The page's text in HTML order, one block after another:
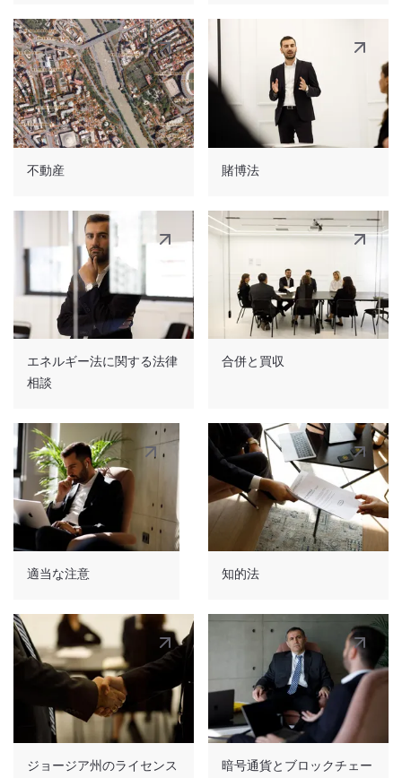
内での実際の滞在期間には、自然人がジョージ
アに滞在した期間は含まれません。
a) 外交官または領事官の資格を有する者また
はその家族として;
b) ジョージアの国際協定に基づいて活動する
いて外国の公務員として、あるいはジョージア
国民以外のそのような人物の家族として;
c) ジョージアの領土を経由して外国から他の
国へ移動する場合。
d) 治療または娯楽のため。
- ジョージア国内に、市場価値が GEL 換算で
30 万米ドルを超える不動産の所有権を持つ外
国人。当該価値の不動産を 5 年間保有する
と、永住権を取得する資格が得られます。
労働居住許可証- ジョージアでの起業活動また
は雇用の実施のために発行されます。月額約
(外国人 1 人あたり 35,000 ラリまたは 50,000
ラリ) を証明する必要があります。期間は 0.5
～ 6 年で発行できます。
家族統合のための居住許可証- 居住許可証を所
持する外国人の家族に発行されます。期間は
0.5 ～ 6 年です。
永住許可- ジョージア国民の配偶者、親、子供
に発行されます。永住許可は、一時居住許可に
基づいて過去 6 年間ジョージアに居住してい
る外国人にも発行されます。ジョージアでの勉
強や治療、およびジョージアの外交官事務所や
同等の代表事務所での就労のためにジョージア
ん。
不動産 賭博法
エネルギー法に関する法律
相談
合併と買収
適当な注意 知的法
ジョージア州のライセンス 暗号通貨とブロックチェー